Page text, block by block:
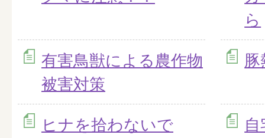
ら
有害鳥獣による農作物
被害対策
ヒナを拾わないで